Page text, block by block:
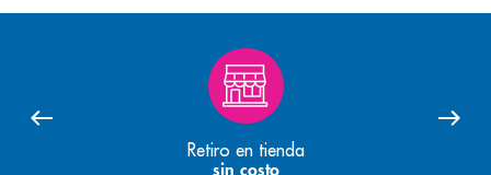
Retiro en tienda
sin costo